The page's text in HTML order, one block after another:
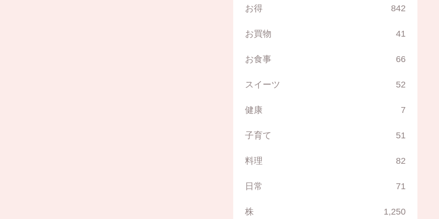
お得 842
お買物 41
お食事 66
スイーツ 52
健康 7
子育て 51
料理 82
日常 71
株 1,250